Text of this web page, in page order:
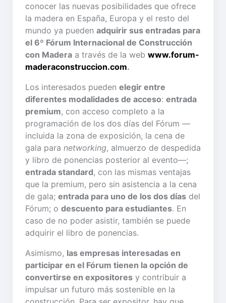
conocer las nuevas posibilidades que ofrece
la madera en España, Europa y el resto del
mundo ya pueden adquirir sus entradas para
el 6º Fórum Internacional de Construcción
con Madera a través de la web www.forum-
maderaconstruccion.com.
Los interesados pueden elegir entre
diferentes modalidades de acceso: entrada
premium, con acceso completo a la
programación de los dos días del Fórum —
incluida la zona de exposición, la cena de
gala para networking, almuerzo de despedida
y libro de ponencias posterior al evento—;
entrada standard, con las mismas ventajas
que la premium, pero sin asistencia a la cena
de gala; entrada para uno de los dos días del
Fórum; o descuento para estudiantes. En
caso de no poder asistir, también se puede
adquirir el libro de ponencias.
Asimismo, las empresas interesadas en
participar en el Fórum tienen la opción de
convertirse en expositores y contribuir a
impulsar un futuro más sostenible en la